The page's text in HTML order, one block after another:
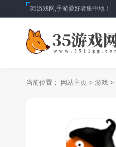
35游戏网,手游爱好者集中地！
当前位置： 网站主页 > 游戏 >